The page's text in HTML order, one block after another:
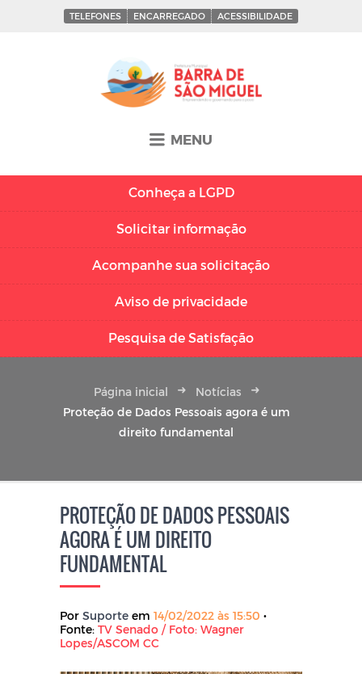
TELEFONES ENCARREGADO ACESSIBILIDADE
MENU
Conheça a LGPD
Solicitar informação
Acompanhe sua solicitação
Aviso de privacidade
Pesquisa de Satisfação
Página inicial
Notícias
Proteção de Dados Pessoais agora é um
direito fundamental
PROTEÇÃO DE DADOS PESSOAIS
AGORA É UM DIREITO
FUNDAMENTAL
Por Suporte em 14/02/2022 às 15:50 •
Fonte: TV Senado / Foto: Wagner
Lopes/ASCOM CC